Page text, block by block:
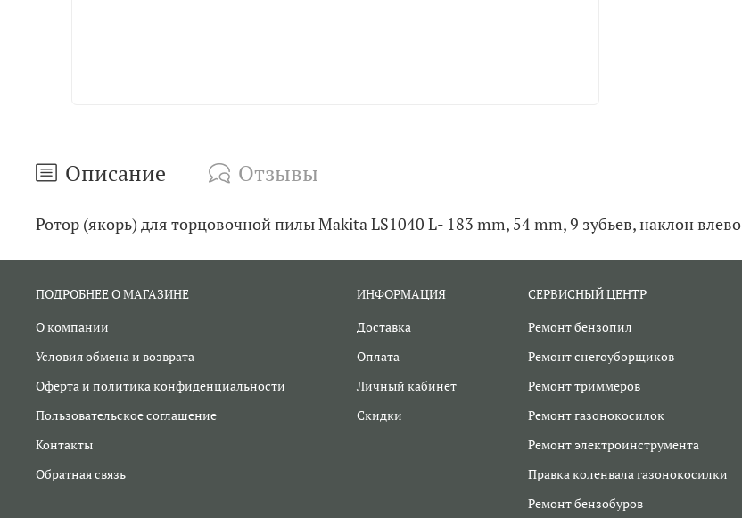
Описание Отзывы
Ротор (якорь) для торцовочной пилы Makita LS1040 L- 183 mm, 54 mm, 9 зубьев, наклон влево
ПОДРОБНЕЕ О МАГАЗИНЕ
О компании
Условия обмена и возврата
Оферта и политика конфиденциальности
Пользовательское соглашение
Контакты
Обратная связь
ИНФОРМАЦИЯ
Доставка
Оплата
Личный кабинет
Скидки
СЕРВИСНЫЙ ЦЕНТР
Ремонт бензопил
Ремонт снегоуборщиков
Ремонт триммеров
Ремонт газонокосилок
Ремонт электроинструмента
Правка коленвала газонокосилки
Ремонт бензобуров